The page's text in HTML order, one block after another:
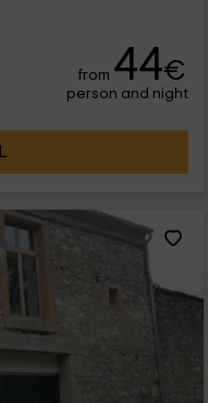
from 44€
person and night